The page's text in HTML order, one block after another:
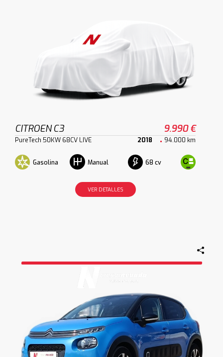
CITROEN C3 9.990 €
PureTech 50KW 68CV LIVE 2018 94.000 km
Gasolina Manual 68 cv
VER DETALLES